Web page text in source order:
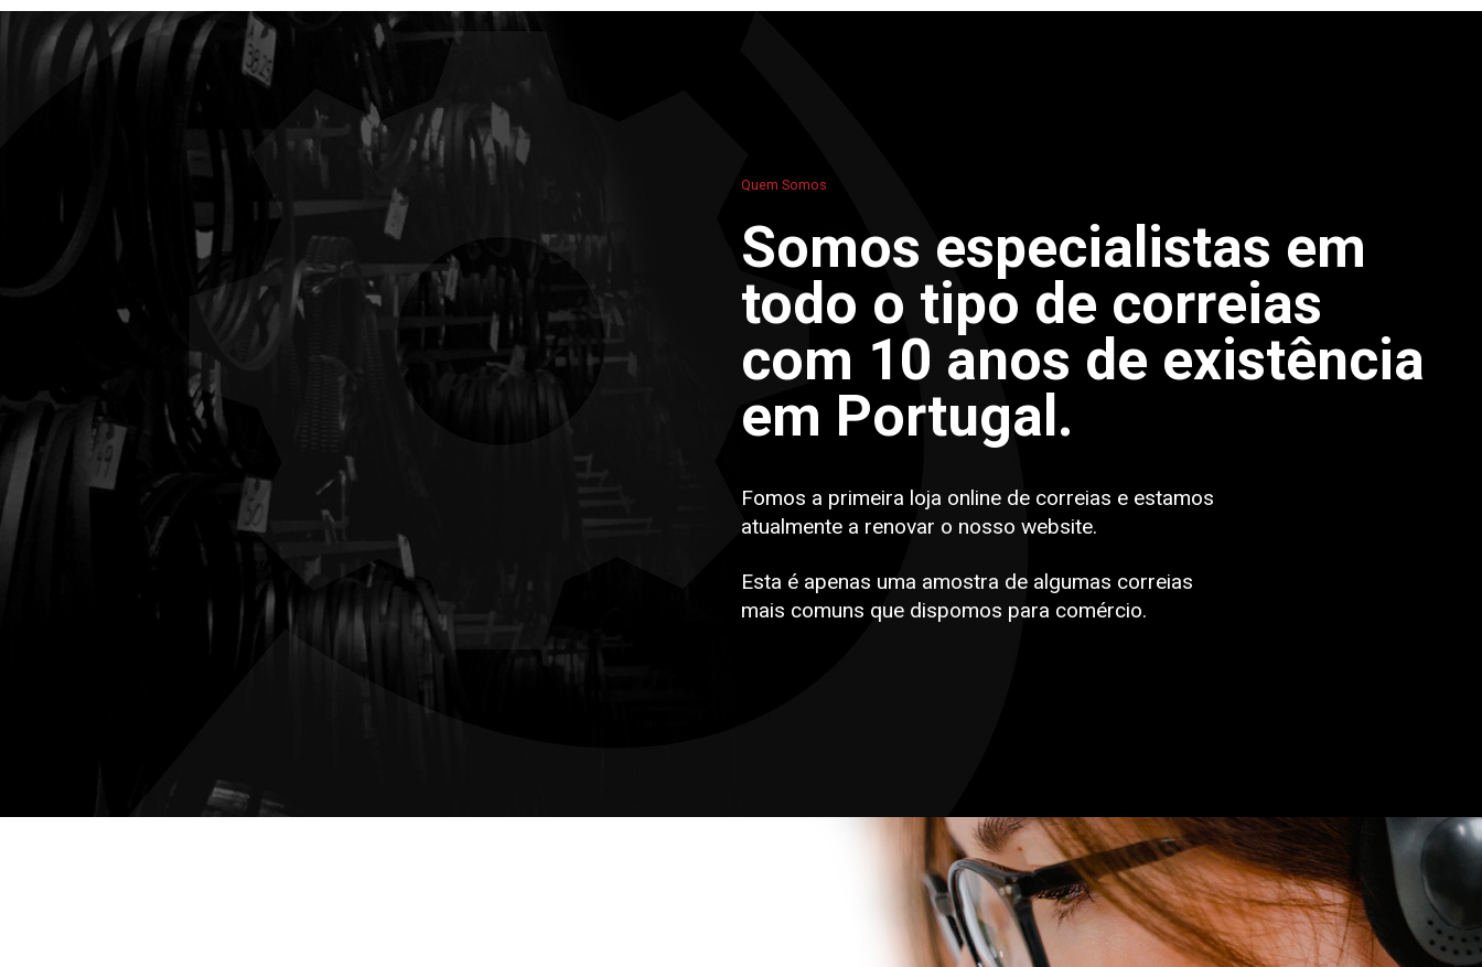
Quem Somos
Somos especialistas em
todo o tipo de correias
com 10 anos de existência
em Portugal.
Fomos a primeira loja online de correias e estamos
atualmente a renovar o nosso website.
Esta é apenas uma amostra de algumas correias
mais comuns que dispomos para comércio.